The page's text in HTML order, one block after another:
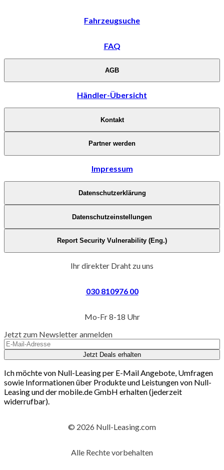
Fahrzeugsuche
FAQ
AGB
Händler-Übersicht
Kontakt
Partner werden
Impressum
Datenschutzerklärung
Datenschutzeinstellungen
Report Security Vulnerability (Eng.)
Ihr direkter Draht zu uns
030 810976 00
Mo-Fr 8-18 Uhr
Jetzt zum Newsletter anmelden
Jetzt Deals erhalten
Ich möchte von Null-Leasing per E-Mail Angebote, Umfragen
sowie Informationen über Produkte und Leistungen von Null-
Leasing und der mobile.de GmbH erhalten (jederzeit
widerrufbar).
© 2026 Null-Leasing.com
Alle Rechte vorbehalten